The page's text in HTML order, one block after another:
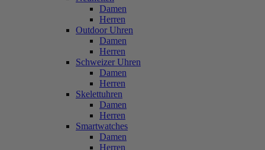
Damen
Herren
Outdoor Uhren
Damen
Herren
Schweizer Uhren
Damen
Herren
Skelettuhren
Damen
Herren
Smartwatches
Damen
Herren